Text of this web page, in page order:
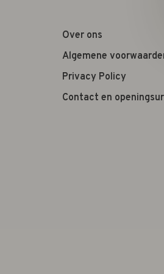
Over ons
Algemene
Privacy Policy
Contact en